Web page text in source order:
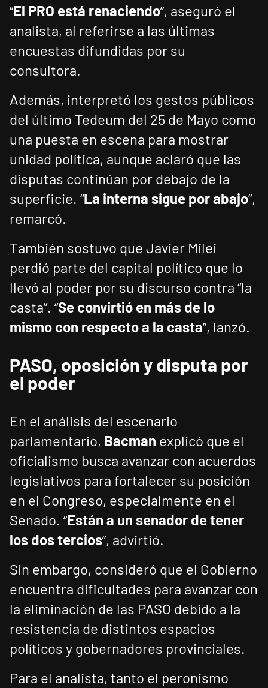
“El PRO está renaciendo”, aseguró el
analista, al referirse a las últimas
encuestas difundidas por su
consultora.
Además, interpretó los gestos públicos
del último Tedeum del 25 de Mayo como
una puesta en escena para mostrar
unidad política, aunque aclaró que las
disputas continúan por debajo de la
superficie. “La interna sigue por abajo”,
remarcó.
También sostuvo que Javier Milei
perdió parte del capital político que lo
llevó al poder por su discurso contra “la
casta”. “Se convirtió en más de lo
mismo con respecto a la casta”, lanzó.
PASO, oposición y disputa por
el poder
En el análisis del escenario
parlamentario, Bacman explicó que el
oficialismo busca avanzar con acuerdos
legislativos para fortalecer su posición
en el Congreso, especialmente en el
Senado. “Están a un senador de tener
los dos tercios”, advirtió.
Sin embargo, consideró que el Gobierno
encuentra dificultades para avanzar con
la eliminación de las PASO debido a la
resistencia de distintos espacios
políticos y gobernadores provinciales.
Para el analista, tanto el peronismo